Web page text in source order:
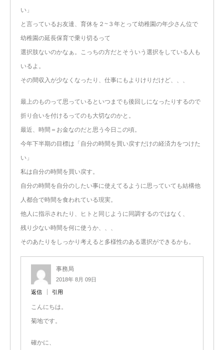
い」
と言っているお友達、育休を２~３年とって幼稚園の年少さん位で
幼稚園の延長保育で乗り切るって
選択肢ないのかなぁ。こっちの方だとそういう選択をしている人も
いるよ。
その間収入が少なくなったり、仕事にもよりけりだけど、、、
最上のものって思っているといつまでも後回しになったりするので
折り合いを付けるってのも大切なのかと。
最近、時間＝お金なのだと思う今日この頃。
今年下半期の目標は「自分の時間を買い戻すだけの経済力をつけた
い」
私は自分の時間を買い戻す。
自分の時間を自分のしたい事に使えてるように思っていても結構他
人都合で時間を食われている現実。
他人に指示されたり、ヒトと同じように同調するのではなく、
残り少ない時間を何に使うか、、、
そのあたりをしっかり考えると多様性のある選択ができるかも。
事務局
2018年 8月 09日
返信 引用
こんにちは。
菊地です。
確かに、